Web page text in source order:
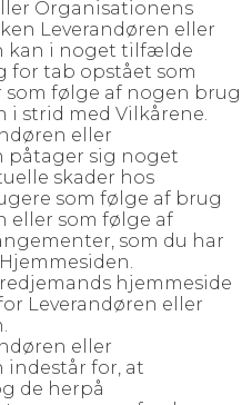
Organisationens
Leverandøren eller
kan i noget tilfælde
for tab opstået som
som følge af nogen brug
i strid med Vilkårene.
eller
påtager sig noget
skader hos
som følge af brug
eller som følge af
som du har
hjemmeside
Leverandøren eller
eller
indestår for, at
de herpå